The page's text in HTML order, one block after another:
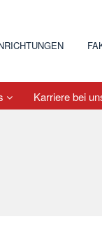
Karriere bei